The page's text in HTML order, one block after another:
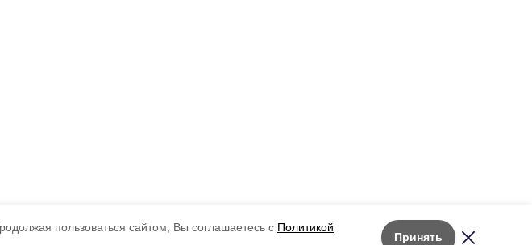
пользоваться сайтом, Вы соглашаетесь с Политикой
Принять